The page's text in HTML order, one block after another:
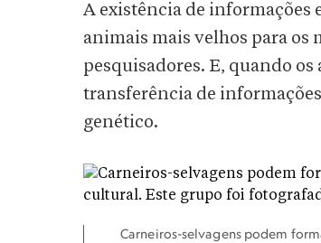
A existência de informações
animais mais velhos para os
pesquisadores. E, quando
transferência de
genético.
Carneiros-selvagens podem